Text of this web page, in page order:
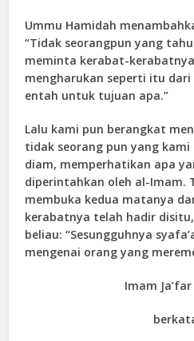
Ummu Hamidah
“Tidak seorangpun yang
meminta kerabat-
mengharukan seperti itu
entah untuk tujuan apa.”
Lalu kami pun berangkat
tidak seorang pun yang
diam, memperhatikan apa
diperintahkan oleh al-Imam.
membuka kedua matanya
kerabatnya telah hadir
beliau: “Sesungguhnya
mengenai orang yang
Imam